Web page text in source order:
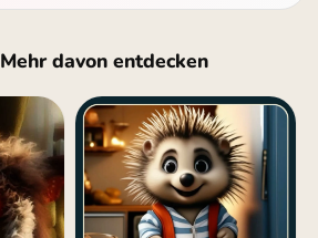
Mehr davon entdecken